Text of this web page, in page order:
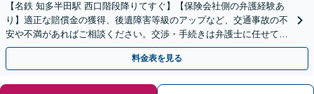
【名鉄 知多半田駅 西口階段降りてすぐ】【保険会社側の弁護経験あ
り】適正な賠償金の獲得、後遺障害等級のアップなど、交通事故の不
安や不満があればご相談ください。交渉・手続きは弁護士に任せて、
治療にご専念を【初回相談30分無料】
料金表を見る